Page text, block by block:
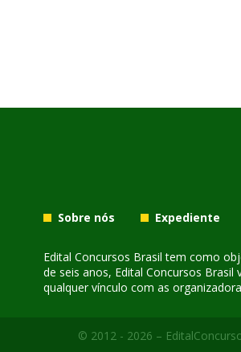
Sobre nós Expediente
Edital Concursos Brasil tem como
de seis anos, Edital Concursos
qualquer vínculo com as
© 2012 - 2026 –